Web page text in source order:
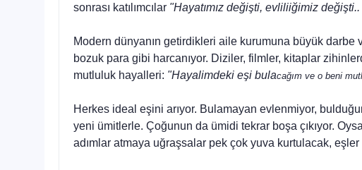
sonrası katılımcılar "Hayatımız değişti, evliliiğimiz de­ğişti..
Modern dünyanın getirdikleri aile kurumuna büyük darbe
bozuk para gibi harcanıyor. Diziler, filmler, kitaplar
mutluluk hayalleri: "Hayalimdeki eşi bula­cağım ve o beni
Herkes ideal eşini arıyor. Bulamayan evlenmiyor,
yeni ümitlerle. Çoğunun da ümidi tekrar boşa çıkıyor.
adımlar atmaya uğraşsalar pek çok yuva kurtulacak,